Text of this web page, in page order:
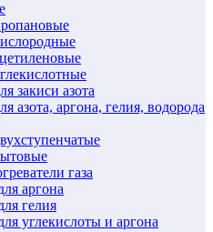
закиси азота
азота, аргона, гелия, водорода
газа
аргона
гелия
углекислоты и аргона